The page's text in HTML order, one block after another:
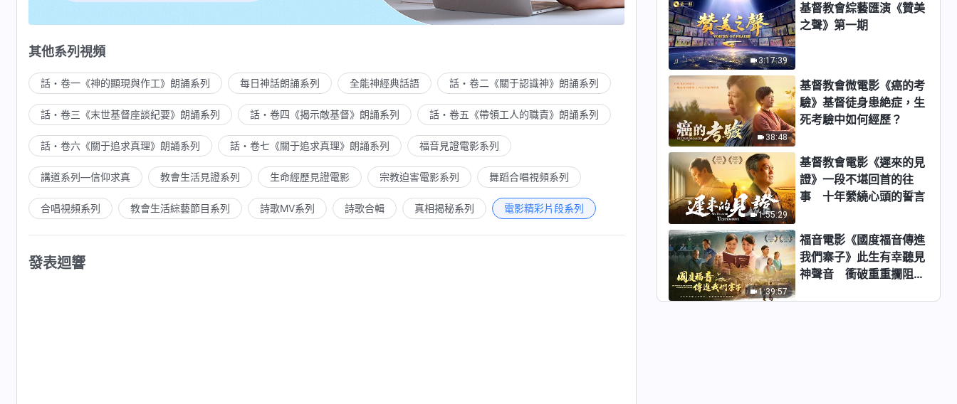
其他系列視頻
話・卷一《神的顯現與作工》朗誦系列 每日神話朗誦系列 全能神經典話語 話・卷二《關于認識神》朗誦系列
話・卷三《末世基督座談紀要》朗誦系列 話・卷四《揭示敵基督》朗誦系列 話・卷五《帶領工人的職責》朗誦系列
話・卷六《關于追求真理》朗誦系列 話・卷七《關于追求真理》朗誦系列 福音見證電影系列
講道系列—信仰求真 教會生活見證系列 生命經歷見證電影 宗教迫害電影系列 舞蹈合唱視頻系列
合唱視頻系列 教會生活綜藝節目系列 詩歌MV系列 詩歌合輯 真相揭秘系列 電影精彩片段系列
發表迴響
3:17:39
基督教會綜藝匯演《贊美
之聲》第一期
38:48
基督教會微電影《癌的考
驗》基督徒身患絶症，生
死考驗中如何經歷？
1:55:29
基督教會電影《遲來的見
證》一段不堪回首的往
事 十年縈繞心頭的誓言
1:39:57
福音電影《國度福音傳進
我們寨子》此生有幸聽見
神聲音 衝破重重攔阻跟